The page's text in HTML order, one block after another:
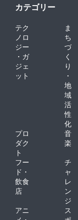
カテゴリー
テク
ノロ
ジー
・ガ
ジェ
ット
ま
ち
づ
く
り
・
地
域
活
性
化
プロ
ダク
ト
音
楽
フー
ド・
飲食
店
チ
ャ
レ
ン
ジ
アニ
ス